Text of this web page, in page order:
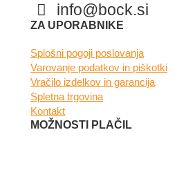
info@bock.si
Facebook
Instagram
ZA UPORABNIKE
Splošni pogoji poslovanja
Varovanje podatkov in piškotki
Vračilo izdelkov in garancija
Spletna trgovina
Kontakt
MOŽNOSTI PLAČIL